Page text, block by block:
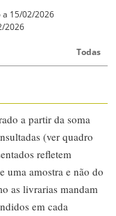
15/02/2026
2026
Todas
a partir da soma
(ver quadro
refletem
uma amostra e não do
as livrarias mandam
em cada